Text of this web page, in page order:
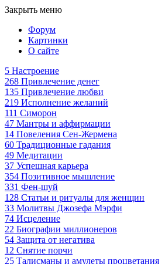
Закрыть меню
Форум
Картинки
О сайте
5 Настроение
268 Привлечение денег
135 Привлечение любви
219 Исполнение желаний
111 Симорон
47 Мантры и аффирмации
14 Повеления Сен-Жермена
60 Традиционные гадания
49 Медитации
37 Успешная карьера
354 Позитивное мышление
331 Фен-шуй
128 Статьи и ритуалы для женщин
33 Молитвы Джозефа Мэрфи
74 Исцеление
22 Биографии миллионеров
54 Защита от негатива
12 Снятие порчи
25 Талисманы и амулеты процветания